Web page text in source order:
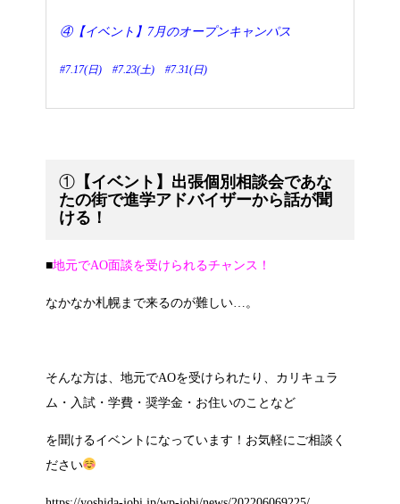
④【イベント】7月のオープンキャンパス
#7.17(日) #7.23(土) #7.31(日)
①【イベント】出張個別相談会であな
たの街で進学アドバイザーから話が聞
ける！
■地元でAO面談を受けられるチャンス！
なかなか札幌まで来るのが難しい…。
そんな方は、地元でAOを受けられたり、 カリキュラ
ム・入試・学費・奨学金・お住いのことなど
を聞けるイベントになっています！ お気軽にご相談く
ださい